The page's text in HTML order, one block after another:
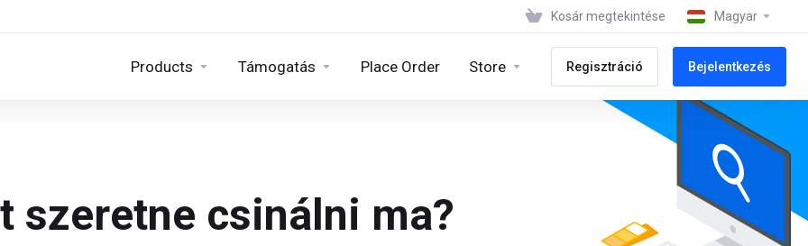
Kosár megtekintése Magyar
Products Támogatás Place Order Store Regisztráció Bejelentkezés
szeretne csinálni ma?